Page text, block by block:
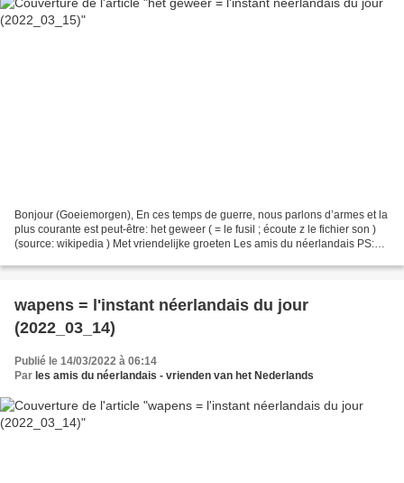
Bonjour (Goeiemorgen), En ces temps de guerre, nous parlons d’armes et la
plus courante est peut-être: het geweer ( = le fusil ; écoute z le fichier son )
(source: wikipedia ) Met vriendelijke groeten Les amis du néerlandais PS:
wapens = l'instant néerlandais du jour
(2022_03_14)
Publié le 14/03/2022 à 06:14
Par les amis du néerlandais - vrienden van het Nederlands